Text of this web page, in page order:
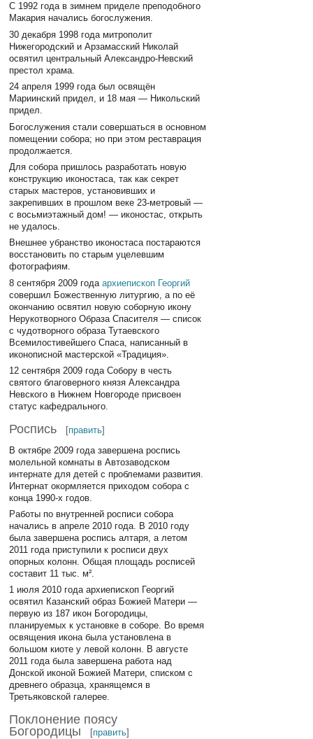
С 1992 года в зимнем приделе преподобного
Макария начались богослужения.
30 декабря 1998 года митрополит
Нижегородский и Арзамасский Николай
освятил центральный Александро-Невский
престол храма.
24 апреля 1999 года был освящён
Мариинский придел, и 18 мая — Никольский
придел.
Богослужения стали совершаться в основном
помещении собора; но при этом реставрация
продолжается.
Для собора пришлось разработать новую
конструкцию иконостаса, так как секрет
старых мастеров, установивших и
закрепивших в прошлом веке 23-метровый —
с восьмиэтажный дом! — иконостас, открыть
не удалось.
Внешнее убранство иконостаса постараются
восстановить по старым уцелевшим
фотографиям.
8 сентября 2009 годаархиепископ Георгий
совершил Божественную литургию, а по её
окончанию освятил новую соборную икону
Нерукотворного Образа Спасителя — список
с чудотворного образа Тутаевского
Всемилостивейшего Спаса, написанный в
иконописной мастерской «Традиция».
12 сентября 2009 года Собору в честь
святого благоверного князя Александра
Невского в Нижнем Новгороде присвоен
статус кафедрального.
Роспись [править]
В октябре 2009 года завершена роспись
молельной комнаты в Автозаводском
интернате для детей с проблемами развития.
Интернат окормляется приходом собора с
конца 1990-х годов.
Работы по внутренней росписи собора
начались в апреле 2010 года. В 2010 году
была завершена роспись алтаря, а летом
2011 года приступили к росписи двух
опорных колонн. Общая площадь росписей
составит 11 тыс. м².
1 июля 2010 года архиепископ Георгий
освятил Казанский образ Божией Матери —
первую из 187 икон Богородицы,
планируемых к установке в соборе. Во время
освящения икона была установлена в
большом киоте у левой колонн. В августе
2011 года была завершена работа над
Донской иконой Божией Матери, списком с
древнего образца, хранящемся в
Третьяковской галерее.
Поклонение поясу
Богородицы
[править]